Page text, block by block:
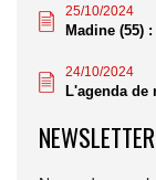
25/10/2024
Madine (55)
24/10/2024
L'agenda de
NEWSLETTER